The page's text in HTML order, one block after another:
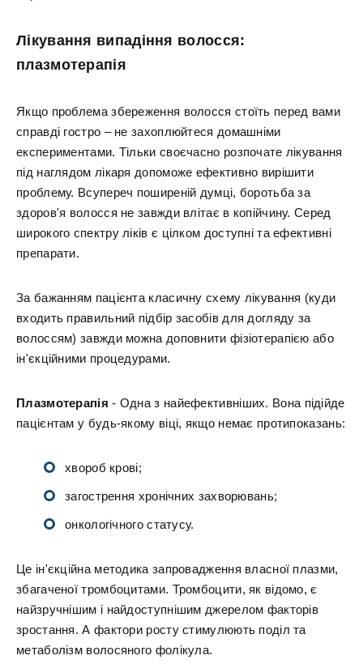
Лікування випадіння волосся:
плазмотерапія
Якщо проблема збереження волосся стоїть перед вами
справді гостро – не захоплюйтеся домашніми
експериментами. Тільки своєчасно розпочате лікування
під наглядом лікаря допоможе ефективно вирішити
проблему. Всупереч поширеній думці, боротьба за
здоров'я волосся не завжди влітає в копійчину. Серед
широкого спектру ліків є цілком доступні та ефективні
препарати.
За бажанням пацієнта класичну схему лікування (куди
входить правильний підбір засобів для догляду за
волоссям) завжди можна доповнити фізіотерапією або
ін'єкційними процедурами.
Плазмотерапія - Одна з найефективніших. Вона підійде
пацієнтам у будь-якому віці, якщо немає протипоказань:
хвороб крові;
загострення хронічних захворювань;
онкологічного статусу.
Це ін'єкційна методика запровадження власної плазми,
збагаченої тромбоцитами. Тромбоцити, як відомо, є
найзручнішим і найдоступнішим джерелом факторів
зростання. А фактори росту стимулюють поділ та
метаболізм волосяного фолікула.